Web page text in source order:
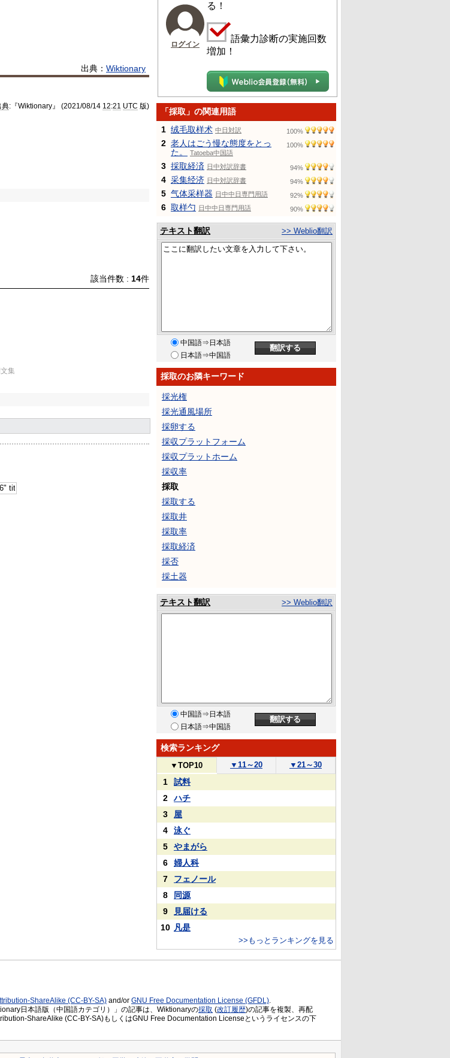
出典： Wiktionary
典:『Wiktionary』 (2021/08/14 12:21 UTC 版)
該当件数 : 14件
集
ログイン
る！
語彙力診断の実施回数
増加！
「採取」の関連用語
1 绒毛取样术 中日対訳 100%
2 老人はごう慢な態度をとっ
た。
Tatoeba中国語
100%
3 採取経済 日中対訳辞書 94%
4 采集经济 日中対訳辞書 94%
5 气体采样器 日中中日専門用語 92%
6 取样勺 日中中日専門用語 90%
テキスト翻訳 >> Weblio翻訳
中国語⇒日本語
日本語⇒中国語
採取のお隣キーワード
採光権
採光通風場所
採卵する
採収プラットフォーム
採収プラットホーム
採収率
採取
採取する
採取井
採取率
採取経済
採否
採土器
テキスト翻訳 >> Weblio翻訳
中国語⇒日本語
日本語⇒中国語
検索ランキング
▼ TOP10 ▼ 11～20 ▼ 21～30
1
試料
2
ハチ
3
屋
4
泳ぐ
5
やまがら
6
婦人科
7
フェノール
8
同源
9
見届ける
10 凡是
>>もっとランキングを見る
ShareAlike (CC-BY-SA) and/or GNU Free Documentation License (GFDL).
日本語版（中国語カテゴリ）」の記事は、Wiktionaryの採取 (改訂履歴)の記事を複製、再配
ShareAlike (CC-BY-SA)もしくはGNU Free Documentation Licenseというライセンスの下